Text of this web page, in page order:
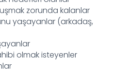
zorunda kalanlar
yaşayanlar (arkadaş,
olmak isteyenler